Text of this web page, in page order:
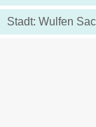
Stadt: Wulfen